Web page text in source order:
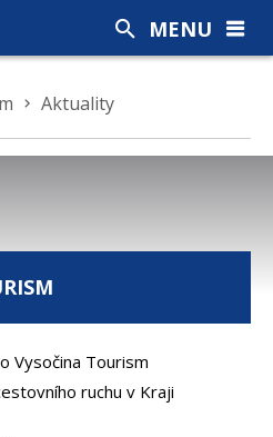
Aktuality
Vysočina Tourism
ruchu v Kraji
MENU